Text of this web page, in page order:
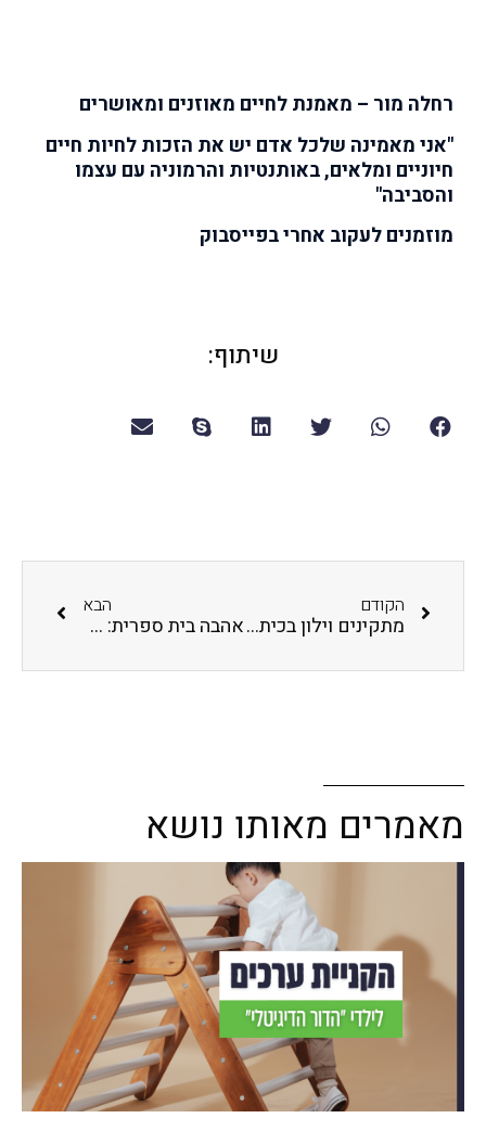
רחלה מור – מאמנת לחיים מאוזנים ומאושרים
"אני מאמינה שלכל אדם יש את הזכות לחיות חיים
חיוניים ומלאים, באותנטיות והרמוניה עם עצמו
והסביבה"
מוזמנים לעקוב אחרי בפייסבוק
שיתוף:
הקודם
מתקינים וילון בכיתה, בחדר מורים או בבית ? מה חשוב לדעת לפני
הבא
אהבה בית ספרית: מדוע ואיך אהבה יכולה להיות הכלי הכי חזק להצלחה בחינוך ילדים בבית הספר ?
מאמרים מאותו נושא